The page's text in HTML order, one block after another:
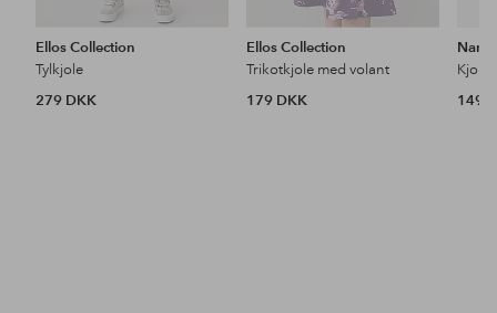
Ellos Collection
Tylkjole
279 DKK
Ellos Collection
Trikotkjole med volant
179 DKK
Kjole
149